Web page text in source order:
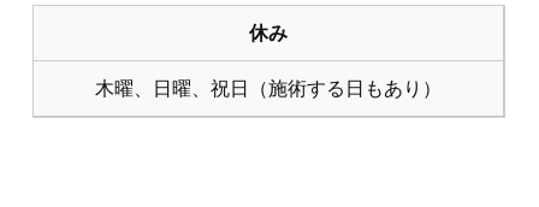
休み
木曜、日曜、祝日（施術する日もあり）